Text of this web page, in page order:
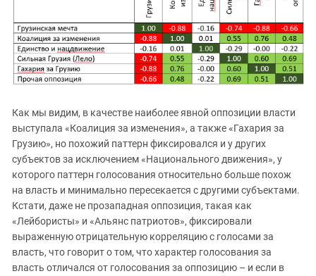
Как мы видим, в качестве наиболее явной оппозиции власти
выступала «Коалиция за изменения», а также «Гахария за
Грузию», но похожий паттерн фиксировался и у других
субъектов за исключением «Национального движения», у
которого паттерн голосования относительно больше похож
на власть и минимально пересекается с другими субъектами.
Кстати, даже не прозападная оппозиция, такая как
«Лейбористы» и «Альянс патриотов», фиксировали
выраженную отрицательную корреляцию с голосами за
власть, что говорит о том, что характер голосования за
власть отличался от голосования за оппозицию – и если в